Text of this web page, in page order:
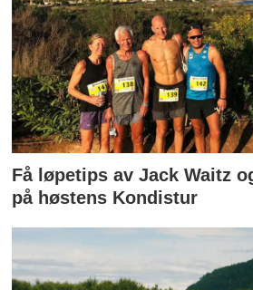
Få løpetips av Jack Waitz
på høstens Kondistur